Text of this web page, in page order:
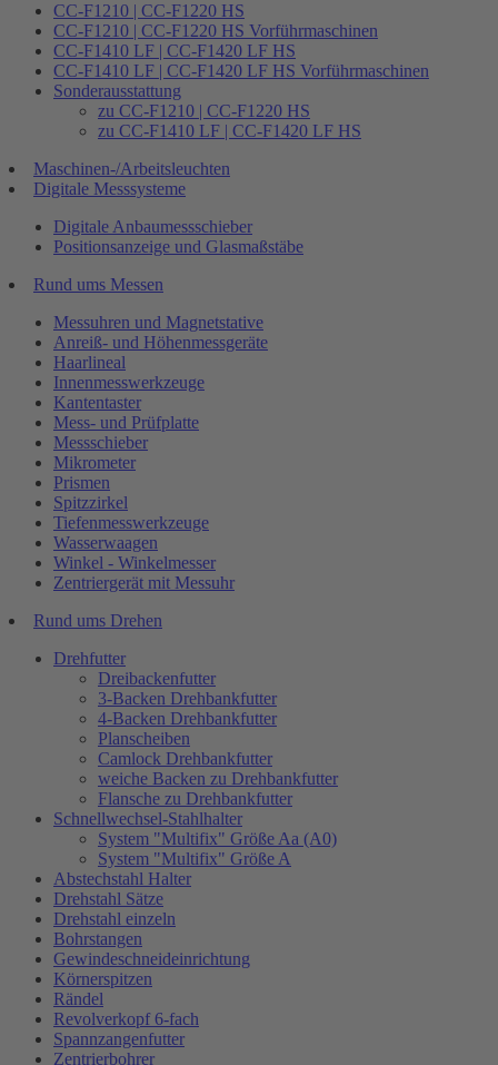
CC-F1210 | CC-F1220 HS
CC-F1210 | CC-F1220 HS Vorführmaschinen
CC-F1410 LF | CC-F1420 LF HS
CC-F1410 LF | CC-F1420 LF HS Vorführmaschinen
Sonderausstattung
zu CC-F1210 | CC-F1220 HS
zu CC-F1410 LF | CC-F1420 LF HS
Maschinen-/Arbeitsleuchten
Digitale Messsysteme
Digitale Anbaumessschieber
Positionsanzeige und Glasmaßstäbe
Rund ums Messen
Messuhren und Magnetstative
Anreiß- und Höhenmessgeräte
Haarlineal
Innenmesswerkzeuge
Kantentaster
Mess- und Prüfplatte
Messschieber
Mikrometer
Prismen
Spitzzirkel
Tiefenmesswerkzeuge
Wasserwaagen
Winkel - Winkelmesser
Zentriergerät mit Messuhr
Rund ums Drehen
Drehfutter
Dreibackenfutter
3-Backen Drehbankfutter
4-Backen Drehbankfutter
Planscheiben
Camlock Drehbankfutter
weiche Backen zu Drehbankfutter
Flansche zu Drehbankfutter
Schnellwechsel-Stahlhalter
System "Multifix" Größe Aa (A0)
System "Multifix" Größe A
Abstechstahl Halter
Drehstahl Sätze
Drehstahl einzeln
Bohrstangen
Gewindeschneideinrichtung
Körnerspitzen
Rändel
Revolverkopf 6-fach
Spannzangenfutter
Zentrierbohrer